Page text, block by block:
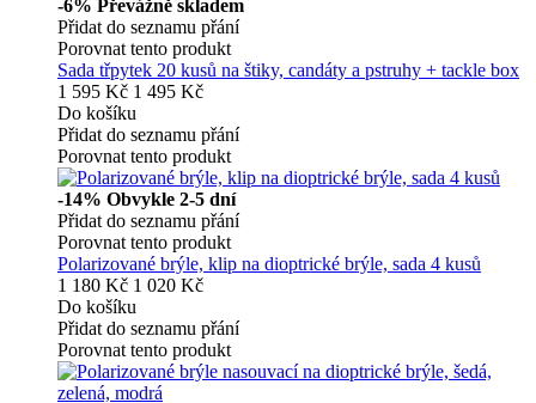
-6% Převážně skladem
Přidat do seznamu přání
Porovnat tento produkt
Sada třpytek 20 kusů na štiky, candáty a pstruhy + tackle box
1 595 Kč 1 495 Kč
Do košíku
Přidat do seznamu přání
Porovnat tento produkt
-14% Obvykle 2-5 dní
Přidat do seznamu přání
Porovnat tento produkt
Polarizované brýle, klip na dioptrické brýle, sada 4 kusů
1 180 Kč 1 020 Kč
Do košíku
Přidat do seznamu přání
Porovnat tento produkt